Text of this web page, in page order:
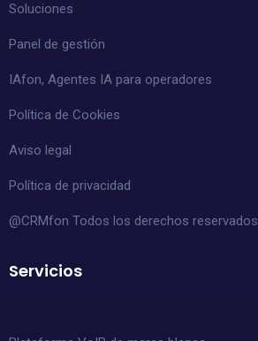
Soluciones
Panel de gestión
IAfon, Agentes IA para operadores
Política de Cookies
Aviso legal
Política de privacidad
@CRMfon Todos los derechos reservados
Servicios